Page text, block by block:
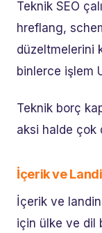
Teknik SEO
hreflang,
düzeltmelerini
binlerce işlem
Teknik borç
aksi halde çok
İçerik ve
İçerik ve
için ülke ve dil